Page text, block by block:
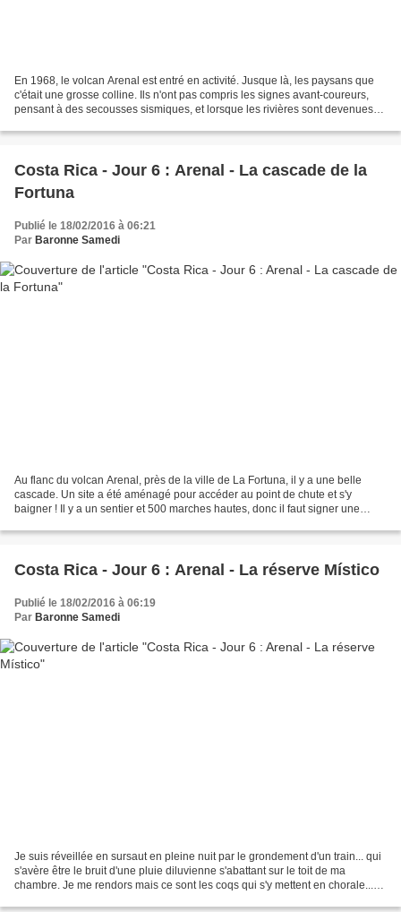
En 1968, le volcan Arenal est entré en activité. Jusque là, les paysans que
c'était une grosse colline. Ils n'ont pas compris les signes avant-coureurs,
pensant à des secousses sismiques, et lorsque les rivières sont devenues
Costa Rica - Jour 6 : Arenal - La cascade de la
Fortuna
Publié le 18/02/2016 à 06:21
Par Baronne Samedi
Au flanc du volcan Arenal, près de la ville de La Fortuna, il y a une belle
cascade. Un site a été aménagé pour accéder au point de chute et s'y
baigner ! Il y a un sentier et 500 marches hautes, donc il faut signer une
Costa Rica - Jour 6 : Arenal - La réserve Místico
Publié le 18/02/2016 à 06:19
Par Baronne Samedi
Je suis réveillée en sursaut en pleine nuit par le grondement d'un train... qui
s'avère être le bruit d'une pluie diluvienne s'abattant sur le toit de ma
chambre. Je me rendors mais ce sont les coqs qui s'y mettent en chorale...